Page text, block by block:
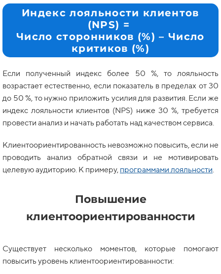
Индекс лояльности клиентов
(NPS) =
Число сторонников (%) – Число
критиков (%)
Если полученный индекс более 50 %, то лояльность
возрастает естественно, если показатель в пределах от 30
до 50 %, то нужно приложить усилия для развития. Если же
индекс лояльности клиентов (NPS) ниже 30 %, требуется
провести анализ и начать работать над качеством сервиса.
Клиентоориентированность невозможно повысить, если не
проводить анализ обратной связи и не мотивировать
целевую аудиторию. К примеру, программами лояльности.
Повышение
клиентоориентированности
Существует несколько моментов, которые помогают
повысить уровень клиентоориентированности: